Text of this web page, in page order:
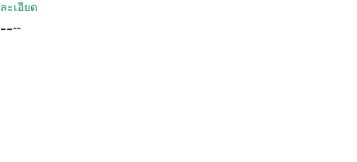
ละเอียด
----